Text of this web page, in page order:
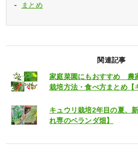
まとめ
関連記事
家庭菜園にもおすすめ 農
栽培方法・食べ方まとめ
キュウリ栽培2年目の夏、
れ専のベランダ畑】